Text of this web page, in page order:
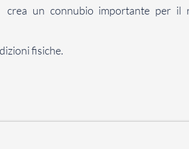
un connubio importante per il
fisiche.